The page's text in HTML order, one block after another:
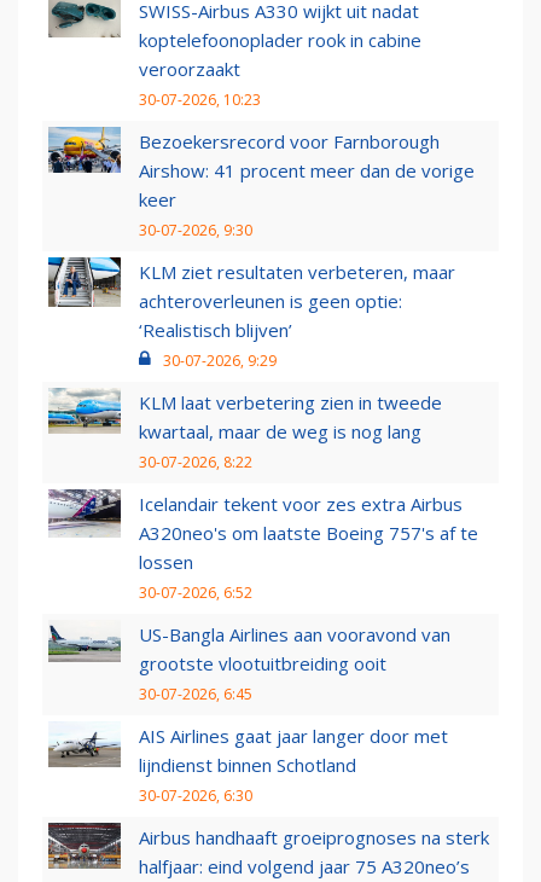
SWISS-Airbus A330 wijkt uit nadat
koptelefoonoplader rook in cabine
veroorzaakt
30-07-2026, 10:23
Bezoekersrecord voor Farnborough
Airshow: 41 procent meer dan de vorige
keer
30-07-2026, 9:30
KLM ziet resultaten verbeteren, maar
achteroverleunen is geen optie:
‘Realistisch blijven’
30-07-2026, 9:29
KLM laat verbetering zien in tweede
kwartaal, maar de weg is nog lang
30-07-2026, 8:22
Icelandair tekent voor zes extra Airbus
A320neo's om laatste Boeing 757's af te
lossen
30-07-2026, 6:52
US-Bangla Airlines aan vooravond van
grootste vlootuitbreiding ooit
30-07-2026, 6:45
AIS Airlines gaat jaar langer door met
lijndienst binnen Schotland
30-07-2026, 6:30
Airbus handhaaft groeiprognoses na sterk
halfjaar: eind volgend jaar 75 A320neo’s